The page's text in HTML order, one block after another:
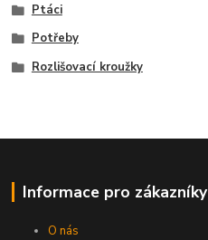
Ptáci
Potřeby
Rozlišovací kroužky
Informace pro zákazníky
O nás